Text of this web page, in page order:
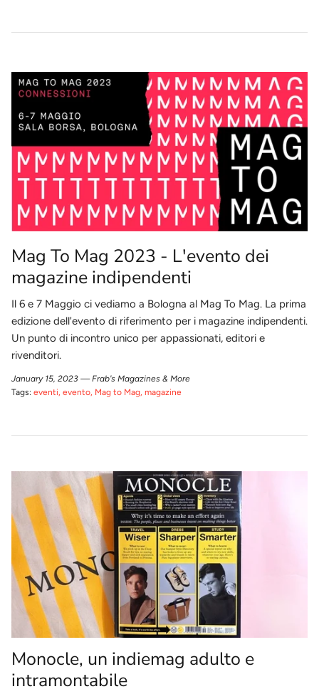
Mag To Mag 2023 - L'evento dei
magazine indipendenti
Il 6 e 7 Maggio ci vediamo a Bologna al Mag To Mag. La prima
edizione dell'evento di riferimento per i magazine indipendenti.
Un punto di incontro unico per appassionati, editori e
rivenditori.
January 15, 2023 —Frab's Magazines & More
Tags: eventi evento Mag to Mag magazine
Monocle, un indiemag adulto e
intramontabile